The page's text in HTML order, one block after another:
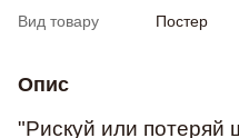
Вид товару Постер
Опис
"Рискуй или потеряй